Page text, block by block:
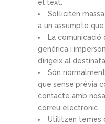
el text.
Sol·liciten
a un assumpte
La
genèrica i
dirigeix ​​al
Són
que sense prèvia
contacte amb
correu electrònic.
Utilitzen temes